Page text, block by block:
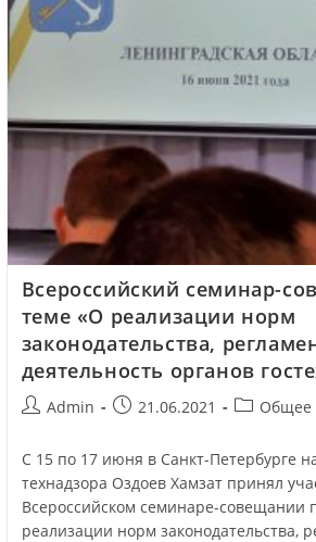
Всероссийский семинар-
теме «О реализации норм
законодательства,
деятельность органов
Admin 21.06.2021 Общее
С 15 по 17 июня в Санкт-Петербурге
технадзора Оздоев Хамзат принял
Всероссийском семинаре-совещании
реализации норм законодательства,